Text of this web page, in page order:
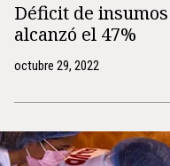
Déficit de
alcanzó el 47%
octubre 29, 2022